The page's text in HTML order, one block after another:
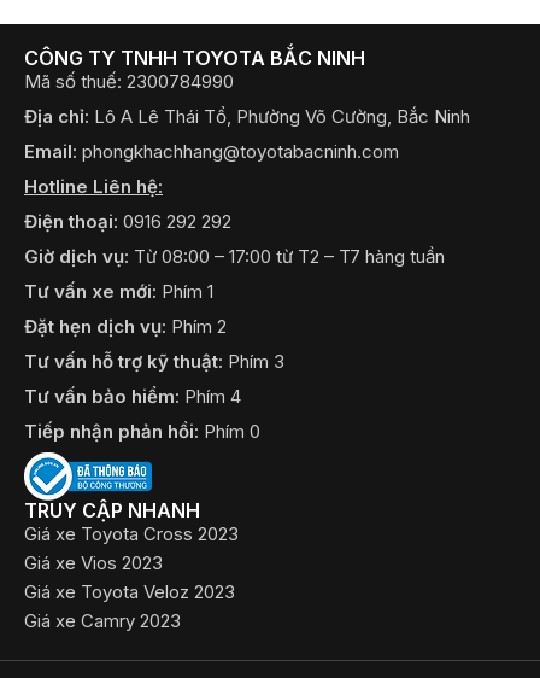
CÔNG TY TNHH TOYOTA BẮC NINH
Mã số thuế: 2300784990
Địa chỉ: Lô A Lê Thái Tổ, Phường Võ Cường, Bắc Ninh
Email: phongkhachhang@toyotabacninh.com
Hotline Liên hệ:
Điện thoại: 0916 292 292
Giờ dịch vụ: Từ 08:00 – 17:00 từ T2 – T7 hàng tuần
Tư vấn xe mới: Phím 1
Đặt hẹn dịch vụ: Phím 2
Tư vấn hỗ trợ kỹ thuật: Phím 3
Tư vấn bảo hiểm: Phím 4
Tiếp nhận phản hồi: Phím 0
TRUY CẬP NHANH
Giá xe Toyota Cross 2023
Giá xe Vios 2023
Giá xe Toyota Veloz 2023
Giá xe Camry 2023